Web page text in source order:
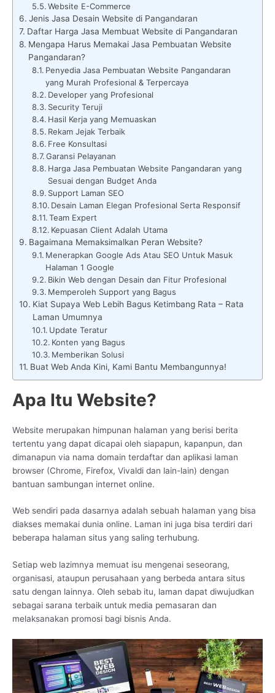
Website E-Commerce
Jenis Jasa Desain Website di Pangandaran
Daftar Harga Jasa Membuat Website di Pangandaran
Mengapa Harus Memakai Jasa Pembuatan Website
Pangandaran?
Penyedia Jasa Pembuatan Website Pangandaran
yang Murah Profesional & Terpercaya
Developer yang Profesional
Security Teruji
Hasil Kerja yang Memuaskan
Rekam Jejak Terbaik
Free Konsultasi
Garansi Pelayanan
Harga Jasa Pembuatan Website Pangandaran yang
Sesuai dengan Budget Anda
Support Laman SEO
Desain Laman Elegan Profesional Serta Responsif
Team Expert
Kepuasan Client Adalah Utama
Bagaimana Memaksimalkan Peran Website?
Menerapkan Google Ads Atau SEO Untuk Masuk
Halaman 1 Google
Bikin Web dengan Desain dan Fitur Profesional
Memperoleh Support yang Bagus
Kiat Supaya Web Lebih Bagus Ketimbang Rata – Rata
Laman Umumnya
Update Teratur
Konten yang Bagus
Memberikan Solusi
Buat Web Anda Kini, Kami Bantu Membangunnya!
Apa Itu Website?
Website merupakan himpunan halaman yang berisi berita
tertentu yang dapat dicapai oleh siapapun, kapanpun, dan
dimanapun via nama domain terdaftar dan aplikasi laman
browser (Chrome, Firefox, Vivaldi dan lain-lain) dengan
bantuan sambungan internet online.
Web sendiri pada dasarnya adalah sebuah halaman yang bisa
diakses memakai dunia online. Laman ini juga bisa terdiri dari
beberapa halaman situs yang saling terhubung.
Setiap web lazimnya memuat isu mengenai seseorang,
organisasi, ataupun perusahaan yang berbeda antara situs
satu dengan lainnya. Oleh sebab itu, laman dapat diwujudkan
sebagai sarana terbaik untuk media pemasaran dan
melaksanakan promosi bagi bisnis Anda.